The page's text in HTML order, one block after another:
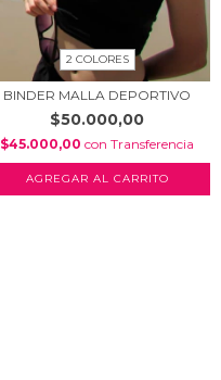
2 COLORES
BINDER MALLA DEPORTIVO
$50.000,00
$45.000,00 con Transferencia
AGREGAR AL CARRITO